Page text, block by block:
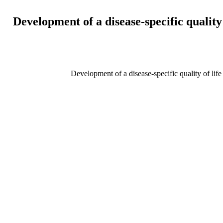
Development of a disease-specific
Development of a disease-specific quality of